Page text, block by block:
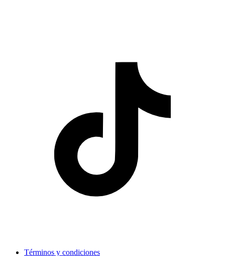
Términos y condiciones